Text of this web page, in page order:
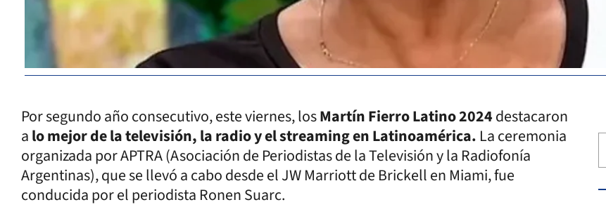
Por segundo año consecutivo, este viernes, losMartín Fierro Latino 2024destacaron
alo mejor de la televisión, la radio y el streaming en Latinoamérica. La ceremonia
organizada por APTRA (Asociación de Periodistas de la Televisión y la Radiofonía
Argentinas), que se llevó a cabo desde el JW Marriott de Brickell en Miami, fue
conducida por el periodista Ronen Suarc.